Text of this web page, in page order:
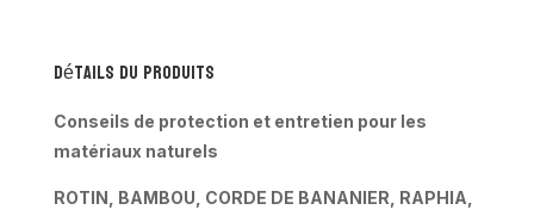
rotin
-
Balbia
Détails du produits
Conseils de protection et entretien pour les
matériaux naturels
ROTIN, BAMBOU, CORDE DE BANANIER, RAPHIA,